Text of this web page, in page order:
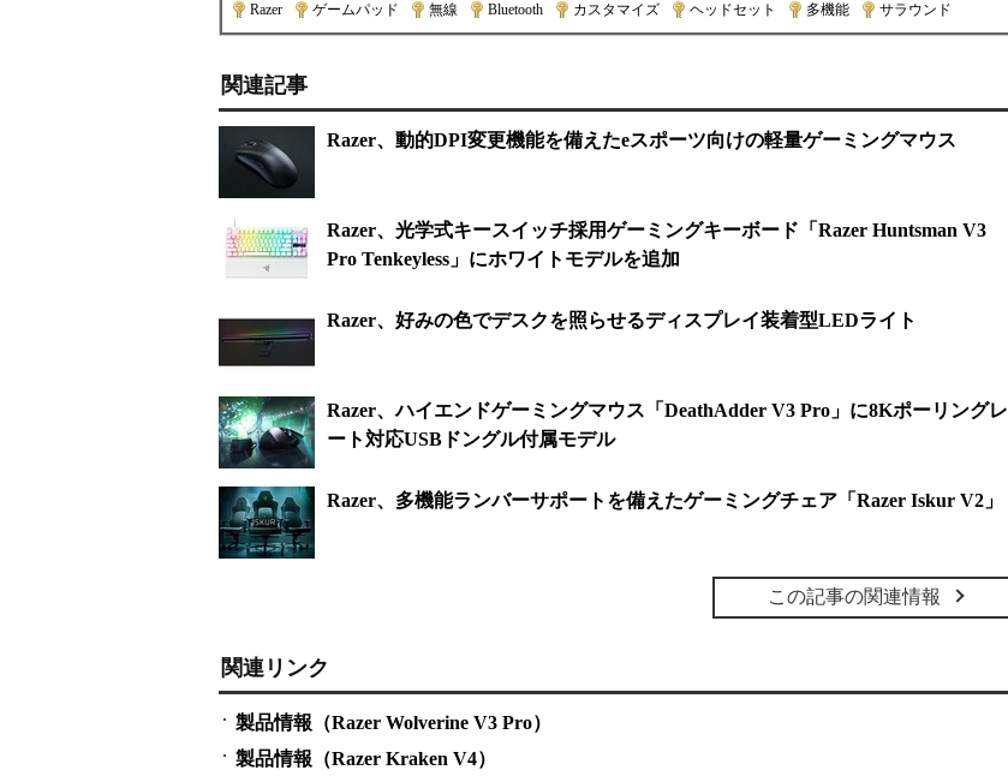
Razer
ゲームパッド 無線 Bluetooth カスタマイズ ヘッドセット 多機能 サラウンド
関連記事
Razer、動的DPI変更機能を備えたeスポーツ向けの軽量ゲーミングマウス
Razer、光学式キースイッチ採用ゲーミングキーボード「Razer Huntsman V3
Pro Tenkeyless」にホワイトモデルを追加
Razer、好みの色でデスクを照らせるディスプレイ装着型LEDライト
Razer、ハイエンドゲーミングマウス「DeathAdder V3 Pro」に8Kポーリングレ
ート対応USBドングル付属モデル
Razer、多機能ランバーサポートを備えたゲーミングチェア「Razer Iskur V2」
この記事の関連情報
関連リンク
製品情報（Razer Wolverine V3 Pro）
製品情報（Razer Kraken V4）